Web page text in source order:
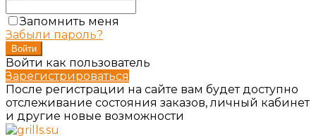
Запомнить меня
Забыли пароль?
Войти как пользователь
Зарегистрироваться
После регистрации на сайте вам будет доступно
отслеживание состояния заказов, личный кабинет
и другие новые возможности